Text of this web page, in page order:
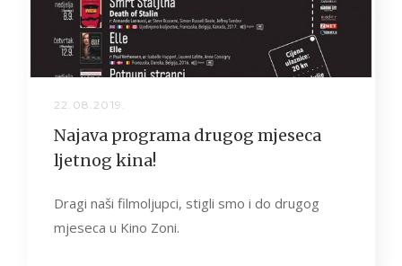
22.08.2019.
Najava programa drugog mjeseca
ljetnog kina!
Dragi naši filmoljupci, stigli smo i do drugog
mjeseca u Kino Zoni.